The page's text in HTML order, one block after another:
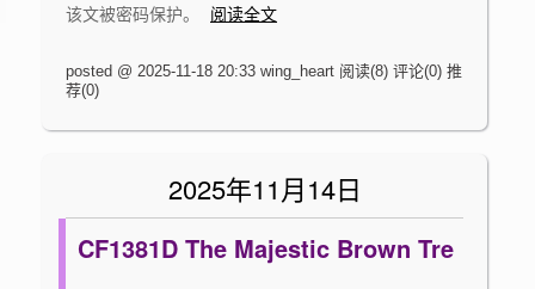
该文被密码保护。 阅读全文
posted @ 2025-11-18 20:33 wing_heart 阅读(8) 评论(0) 推
荐(0)
2025年11月14日
CF1381D The Majestic Brown Tre